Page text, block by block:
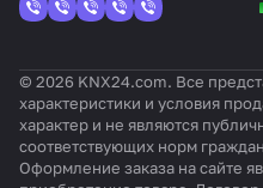
© 2026 KNX24.com. Все
характеристики и условия
характер и не являются
соответствующих норм
Оформление заказа на сайте